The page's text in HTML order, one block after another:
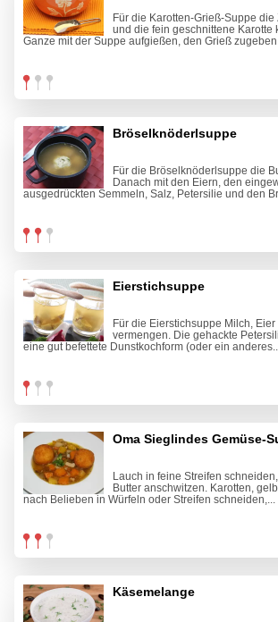
Für die Karotten-Grieß-Suppe
und die fein geschnittene Karotte
Ganze mit der Suppe aufgießen, den Grieß
Bröselknöderlsuppe
Für die Bröselknöderlsuppe die
Danach mit den Eiern, den
ausgedrückten Semmeln, Salz, Petersilie und den
Eierstichsuppe
Für die Eierstichsuppe Milch,
vermengen. Die gehackte
eine gut befettete Dunstkochform (oder ein
Oma Sieglindes Gemüse-
Lauch in feine Streifen
Butter anschwitzen. Karotten,
nach Belieben in Würfeln oder Streifen schneiden,...
Käsemelange